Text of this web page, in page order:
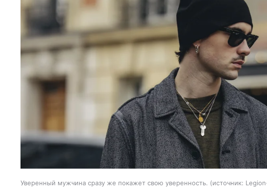
Уверенный мужчина сразу же покажет свою уверенность. источник: